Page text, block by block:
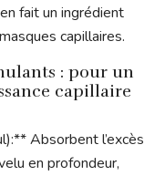
fait un ingrédient
capillaires.
: pour un
capillaire
Absorbent l’excès
en profondeur,